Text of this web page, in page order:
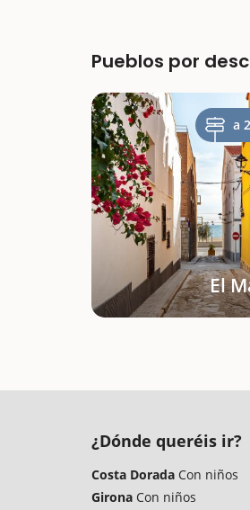
Pueblos por
a
El
¿Dónde queréis ir?
Costa Dorada Con niños
Girona Con niños